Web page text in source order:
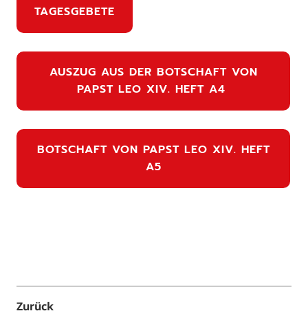
TAGESGEBETE
AUSZUG AUS DER BOTSCHAFT VON
PAPST LEO XIV. HEFT A4
BOTSCHAFT VON PAPST LEO XIV. HEFT
A5
Zurück